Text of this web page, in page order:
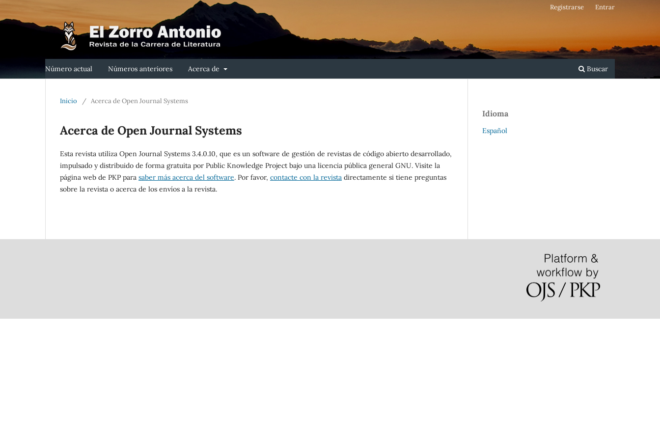
Número actual Números anteriores Acerca de Buscar
Registrarse Entrar
Inicio / Acerca de Open Journal Systems
Acerca de Open Journal Systems
Esta revista utiliza Open Journal Systems 3.4.0.10, que es un software de gestión de revistas de código abierto desarrollado,
impulsado y distribuido de forma gratuita por Public Knowledge Project bajo una licencia pública general GNU. Visite la
página web de PKP para saber más acerca del software. Por favor, contacte con la revista directamente si tiene preguntas
sobre la revista o acerca de los envíos a la revista.
Idioma
Español